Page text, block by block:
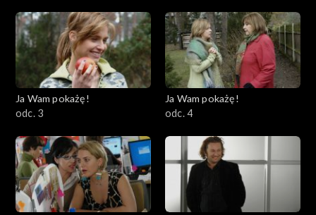
Ja Wam pokażę!
odc. 3
Ja Wam pokażę!
odc. 4